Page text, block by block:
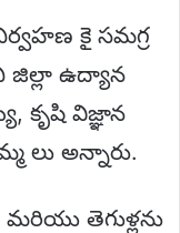
కై సమగ్ర
ఉద్యాన
కృషి విజ్ఞాన
లు అన్నారు.
మరియు తెగుళ్లను